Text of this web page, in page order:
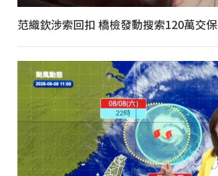
范織欽涉索回扣 橋檢發動搜索120萬交保